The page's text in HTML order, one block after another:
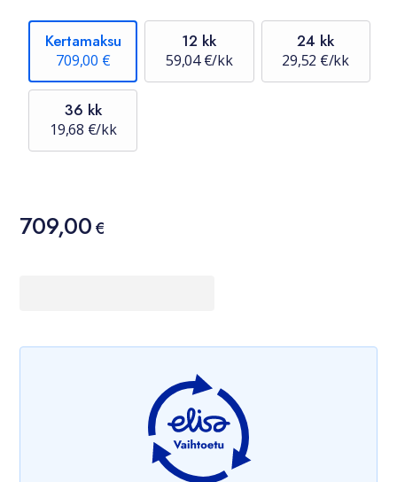
Kertamaksu
709,00 €
12 kk
59,04 €/kk
24 kk
29,52 €/kk
36 kk
19,68 €/kk
Hinta
709,00 €
709,00€